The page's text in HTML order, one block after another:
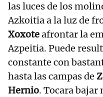
las luces de los
Azkoitia a la luz de
Xoxoteafrontar la
Azpeitia. Puede
constante con
hasta las campas de
Hernio. Tocara bajar